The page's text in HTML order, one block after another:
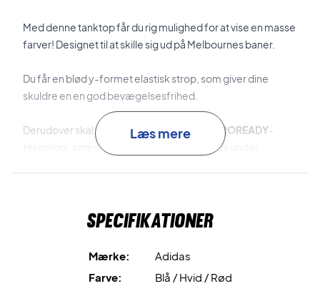
Med denne tanktop får du rig mulighed for at vise en masse
farver! Designet til at skille sig ud på Melbournes baner.
Du får en blød y-formet elastisk strop, som giver dine
skuldre en en god bevægelsesfrihed.
Derudover skal det nævnes, at du får en AEROREADY-
teknologi, som sørger for at du holder dig tør under
veltilpas og selvsikker.
Skil dig ud på banen med den stilfulde Adidas tanktop til
Hvis du er på udkig efter den nyeste trend, og søger en god
Læs mere
Specifikationer
Mærke:
Adidas
Farve:
Blå / Hvid / Rød